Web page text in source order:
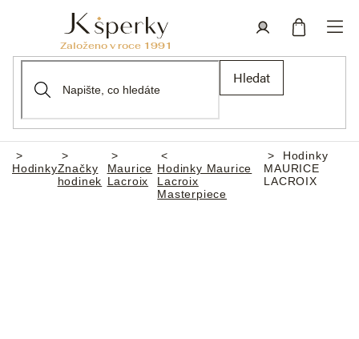
Hledat
Domů
HodinkyZnačky
hodinek
Maurice
Lacroix
Hodinky Maurice
Lacroix
Masterpiece
Hodinky
MAURICE
LACROIX